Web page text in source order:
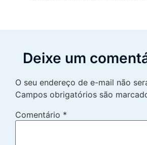
Deixe um
O seu endereço de e-mail não
Campos obrigatórios são
Comentário *